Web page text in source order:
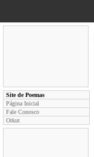
Site de Poemas
Página Inicial
Fale Conosco
Orkut